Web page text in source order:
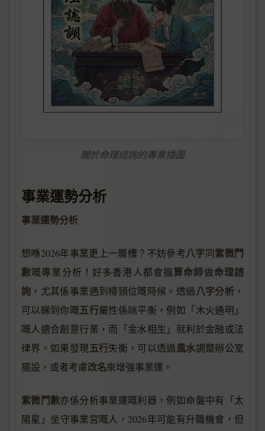
關於命理諮詢的專業插圖
事業運勢分析
事業運勢分析
想喺2026年事業更上一層樓？不妨參考八字同紫微鬥
數嘅專業分析！好多香港人都會搵算命師做命理諮
詢 ，尤其係事業遇到樽頸位嘅時候。透過八字分析 ，
可以睇到你嘅五行屬性係咪平衡，例如「木火通明」
嘅人適合創意行業，而「金水相生」就利於金融或法
律界。如果發現五行失衡，可以透過風水調整辦公室
擺設，或者考慮改名來增強事業運。
紫微鬥數亦係分析事業運嘅利器，例如命盤中有「太
陽星」坐守事業宮嘅人，2026年可能有升職機會，但